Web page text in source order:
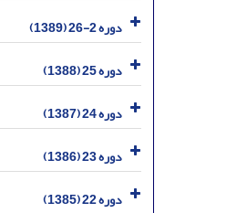
دوره 2-26 (1389)
دوره 25 (1388)
دوره 24 (1387)
دوره 23 (1386)
دوره 22 (1385)